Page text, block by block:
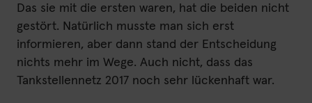
Das sie mit die ersten waren, hat die beiden nicht
gestört. Natürlich musste man sich erst
informieren, aber dann stand der Entscheidung
nichts mehr im Wege. Auch nicht, dass das
Tankstellennetz 2017 noch sehr lückenhaft war.